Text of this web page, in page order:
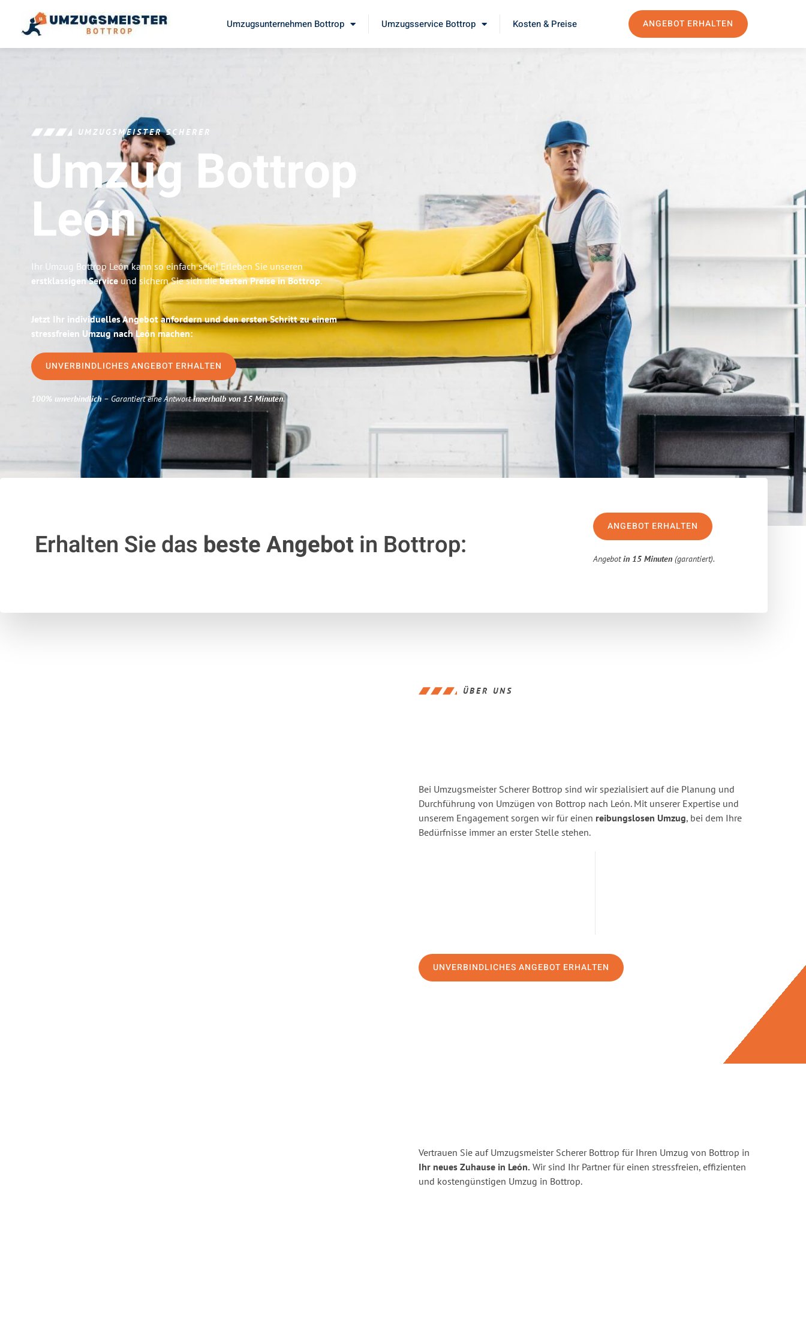
Umzugsunternehmen Bottrop Umzugsservice Bottrop Kosten & Preise ANGEBOT ERHALTEN
UMZUGSMEISTER SCHERER
Umzug Bottrop
León
Ihr Umzug Bottrop León kann so einfach sein! Erleben Sie unseren
erstklassigen Service und sichern Sie sich diebesten Preise in Bottrop.
Jetzt Ihr individuelles Angebot anfordern und den ersten Schritt zu einem
stressfreien Umzug nach León machen:
UNVERBINDLICHES ANGEBOT ERHALTEN
100% unverbindlich– Garantiert eine Antwortinnerhalb von 15 Minuten.
Erhalten Sie das beste Angebotin Bottrop:
ANGEBOT ERHALTEN
Angebotin 15 Minuten (garantiert).
ÜBER UNS
Bei Umzugsmeister Scherer Bottrop sind wir spezialisiert auf die Planung und
Durchführung von Umzügen von Bottrop nach León. Mit unserer Expertise und
unserem Engagement sorgen wir für einen reibungslosen Umzug, bei dem Ihre
Bedürfnisse immer an erster Stelle stehen.
UNVERBINDLICHES ANGEBOT ERHALTEN
Vertrauen Sie auf Umzugsmeister Scherer Bottrop für Ihren Umzug von Bottrop in
Ihr neues Zuhause in León. Wir sind Ihr Partner für einen stressfreien, effizienten
und kostengünstigen Umzug in Bottrop.